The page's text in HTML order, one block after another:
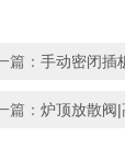
篇： 手动密闭插
篇： 炉顶放散阀